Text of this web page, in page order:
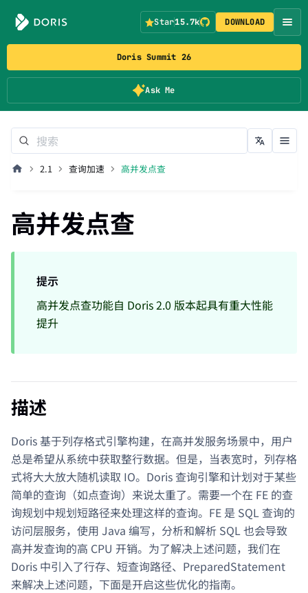
Doris Summit 26
Ask Me
Star15.7k DOWNLOAD
2.1 查询加速 高并发点查
高并发点查
提示
高并发点查功能自 Doris 2.0 版本起具有重大性能
提升
描述
Doris 基于列存格式引擎构建，在高并发服务场景中，用户
总是希望从系统中获取整行数据。但是，当表宽时，列存格
式将大大放大随机读取 IO。Doris 查询引擎和计划对于某些
简单的查询（如点查询）来说太重了。需要一个在 FE 的查
询规划中规划短路径来处理这样的查询。FE 是 SQL 查询的
访问层服务，使用 Java 编写，分析和解析 SQL 也会导致
高并发查询的高 CPU 开销。为了解决上述问题，我们在
Doris 中引入了行存、短查询路径、PreparedStatement
来解决上述问题，下面是开启这些优化的指南。